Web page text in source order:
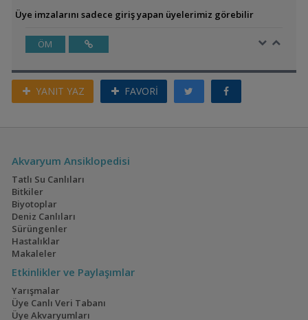
Üye imzalarını sadece giriş yapan üyelerimiz görebilir
ÖM
YANIT YAZ FAVORİ
Akvaryum Ansiklopedisi
Tatlı Su Canlıları
Bitkiler
Biyotoplar
Deniz Canlıları
Sürüngenler
Hastalıklar
Makaleler
Etkinlikler ve Paylaşımlar
Yarışmalar
Üye Canlı Veri Tabanı
Üye Akvaryumları